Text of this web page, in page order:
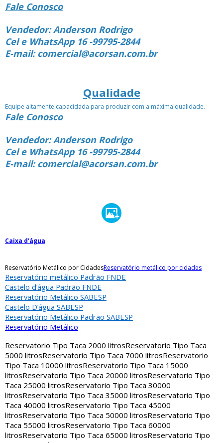
Fale Conosco
Vendedor: Anderson Rodrigo
Cel e WhatsApp 16 -99795-2844
E-mail: comercial@acorsan.com.br
Qualidade
Equipe altamente capacidada para produzir com a máxima qualidade.
Fale Conosco
Vendedor: Anderson Rodrigo
Cel e WhatsApp 16 -99795-2844
E-mail: comercial@acorsan.com.br
Caixa d'água
Reservatório Metálico por CidadesReservatório metálico por cidades
Reservatório metálico Padrão FNDE
Castelo d’água Padrão FNDE
Reservatório Metálico SABESP
Castelo D’água SABESP
Reservatório Metálico Padrão SABESP
Reservatório Metálico
Reservatorio Tipo Taca 2000 litrosReservatorio Tipo Taca
5000 litrosReservatorio Tipo Taca 7000 litrosReservatorio
Tipo Taca 10000 litrosReservatorio Tipo Taca 15000
litrosReservatorio Tipo Taca 20000 litrosReservatorio Tipo
Taca 25000 litrosReservatorio Tipo Taca 30000
litrosReservatorio Tipo Taca 35000 litrosReservatorio Tipo
Taca 40000 litrosReservatorio Tipo Taca 45000
litrosReservatorio Tipo Taca 50000 litrosReservatorio Tipo
Taca 55000 litrosReservatorio Tipo Taca 60000
litrosReservatorio Tipo Taca 65000 litrosReservatorio Tipo